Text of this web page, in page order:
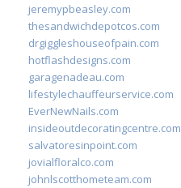
jeremypbeasley.com
thesandwichdepotcos.com
drgiggleshouseofpain.com
hotflashdesigns.com
garagenadeau.com
lifestylechauffeurservice.com
EverNewNails.com
insideoutdecoratingcentre.com
salvatoresinpoint.com
jovialfloralco.com
johnlscotthometeam.com